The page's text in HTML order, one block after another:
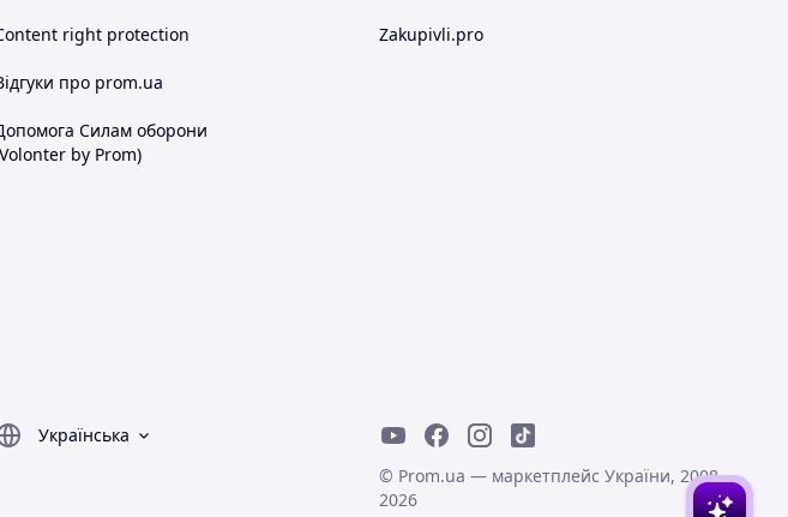
right protection
про prom.ua
Силам оборони
by Prom)
Zakupivli.pro
Українська
© Prom.ua — маркетплейс України, 2008-
2026